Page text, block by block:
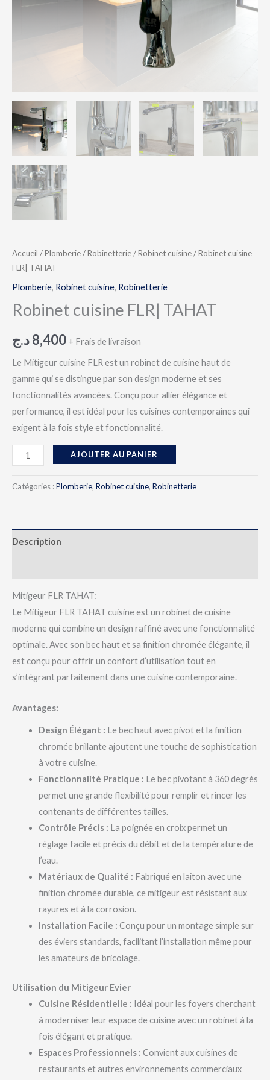
Accueil /Plomberie/Robinetterie/Robinet cuisine/ Robinet cuisine
FLR| TAHAT
Plomberie, Robinet cuisine, Robinetterie
Robinet cuisine FLR| TAHAT
8,400د.ج + Frais de livraison
Le Mitigeur cuisine FLR est un robinet de cuisine haut de
gamme qui se distingue par son design moderne et ses
fonctionnalités avancées. Conçu pour allier élégance et
performance, il est idéal pour les cuisines contemporaines qui
exigent à la fois style et fonctionnalité.
AJOUTER AU PANIER
Catégories :Plomberie, Robinet cuisine, Robinetterie
Description
Mitigeur FLR TAHAT:
Le Mitigeur FLR TAHAT cuisine est un robinet de cuisine
moderne qui combine un design raffiné avec une fonctionnalité
optimale. Avec son bec haut et sa finition chromée élégante, il
est conçu pour offrir un confort d’utilisation tout en
s’intégrant parfaitement dans une cuisine contemporaine.
Avantages:
Design Élégant : Le bec haut avec pivot et la finition
chromée brillante ajoutent une touche de sophistication
à votre cuisine.
Fonctionnalité Pratique : Le bec pivotant à 360 degrés
permet une grande flexibilité pour remplir et rincer les
contenants de différentes tailles.
Contrôle Précis : La poignée en croix permet un
réglage facile et précis du débit et de la température de
l’eau.
Matériaux de Qualité : Fabriqué en laiton avec une
finition chromée durable, ce mitigeur est résistant aux
rayures et à la corrosion.
Installation Facile : Conçu pour un montage simple sur
des éviers standards, facilitant l’installation même pour
les amateurs de bricolage.
Utilisation du Mitigeur Evier
Cuisine Résidentielle : Idéal pour les foyers cherchant
à moderniser leur espace de cuisine avec un robinet à la
fois élégant et pratique.
Espaces Professionnels : Convient aux cuisines de
restaurants et autres environnements commerciaux